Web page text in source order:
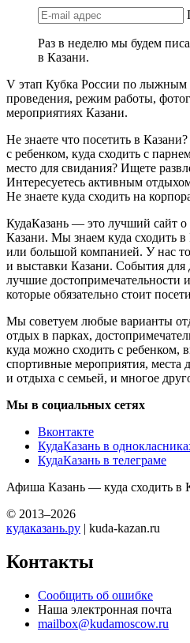
Раз в неделю мы будем
в Казани.
V этап Кубка России по лыжным
проведения, режим работы,
мероприятиях Казани.
Не знаете что посетить в
с ребенком, куда сходить с
место для свидания? Ищете
Интересуетесь активным
Не знаете куда сходить на
КудаКазань — это лучший сайт
Казани. Мы знаем куда сходить
или большой компанией. У нас
и выставки Казани. События для
лучшие достопримечательности
которые обязательно стоит
Мы советуем любые варианты
отдых в парках,
куда можно сходить с ребенком,
спортивные мероприятия, места
и отдыха с семьей, и многое
Мы в социальных сетях
Вконтакте
КудаКазань в
КудаКазань в телеграме
Афиша Казань — куда сходить в
© 2013–2026
кудаказань.ру | kuda-kazan.ru
Контакты
Сообщить об ошибке
Наша электронная почта
mailbox@kudamoscow.ru